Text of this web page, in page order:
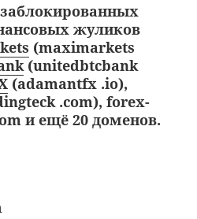
жуликов
(maximarkets
(unitedbtcbank
(adamantfx .io),
.com), forex-
и ещё 20 доменов.